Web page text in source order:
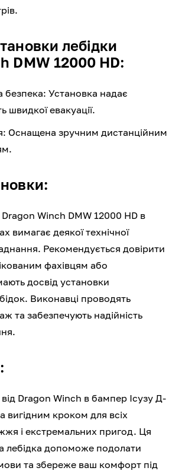
лебідки
DMW 12000 HD:
безпека: Установка надає
швидкої евакуації.
Оснащена зручним дистанційним
Winch DMW 12000 HD в
вимагає деякої технічної
Рекомендується довірити
фахівцям або
досвід установки
Виконавці проводять
та забезпечують надійність
Dragon Winch в бампер Ісузу Д-
вигідним кроком для всіх
і екстремальних пригод. Ця
лебідка допоможе подолати
та збереже ваш комфорт під